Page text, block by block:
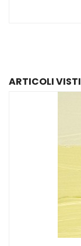
ARTICOLI VISTI